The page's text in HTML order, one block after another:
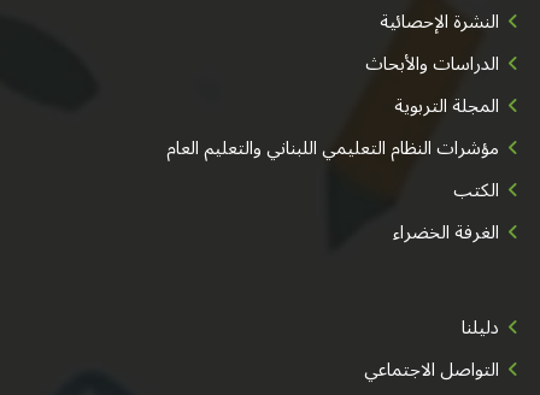
النشرة الإحصائية
الدراسات والأبحاث
المجلة التربوية
مؤشرات النظام التعليمي اللبناني والتعليم العام
الكتب
الغرفة الخضراء
دليلنا
التواصل الاجتماعي